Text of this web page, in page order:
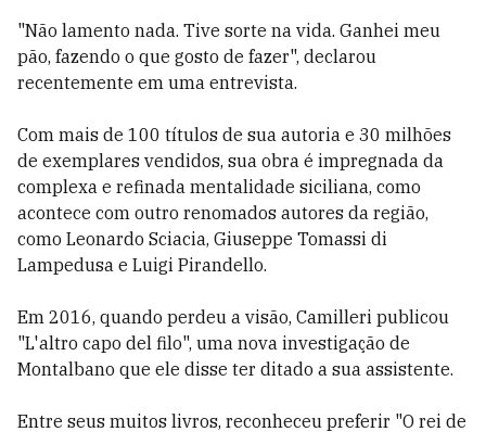
"Não lamento nada. Tive sorte na vida. Ganhei meu
pão, fazendo o que gosto de fazer", declarou
recentemente em uma entrevista.
Com mais de 100 títulos de sua autoria e 30 milhões
de exemplares vendidos, sua obra é impregnada da
complexa e refinada mentalidade siciliana, como
acontece com outro renomados autores da região,
como Leonardo Sciacia, Giuseppe Tomassi di
Lampedusa e Luigi Pirandello.
Em 2016, quando perdeu a visão, Camilleri publicou
"L'altro capo del filo", uma nova investigação de
Montalbano que ele disse ter ditado a sua assistente.
Entre seus muitos livros, reconheceu preferir "O rei de